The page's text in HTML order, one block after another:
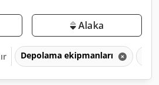
Alaka
Depolama ekipmanları